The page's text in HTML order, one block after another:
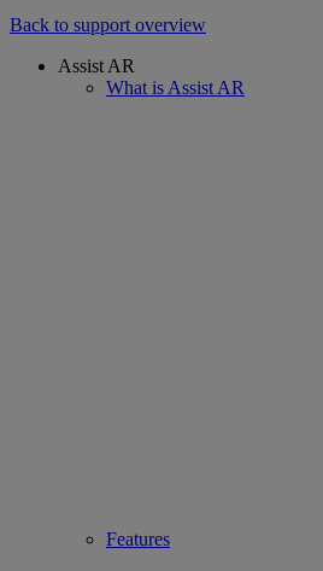
Back to support overview
Assist AR
What is Assist AR
Features